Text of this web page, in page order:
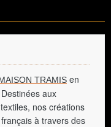
TRAMIS en
aux
nos créations
à travers des